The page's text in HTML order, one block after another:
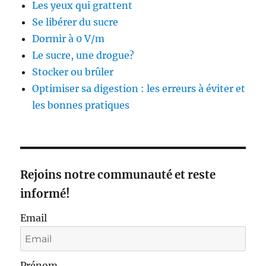
Les yeux qui grattent
Se libérer du sucre
Dormir à 0 V/m
Le sucre, une drogue?
Stocker ou brûler
Optimiser sa digestion : les erreurs à éviter et
les bonnes pratiques
Rejoins notre communauté et reste
informé!
Email